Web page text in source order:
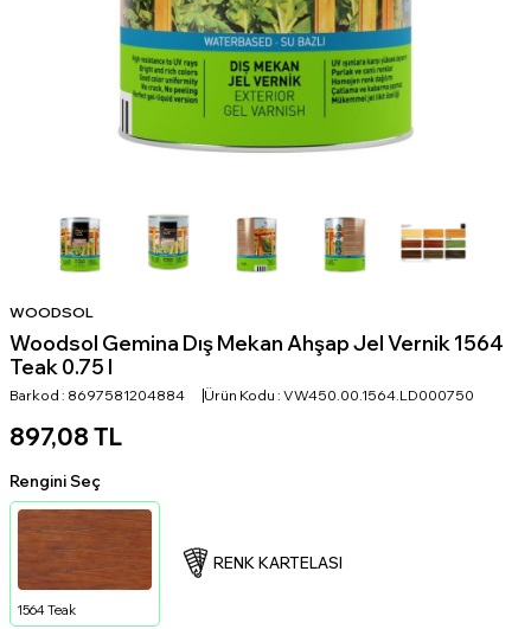
WOODSOL
Woodsol Gemina Dış Mekan Ahşap Jel Vernik 1564
Teak 0.75 l
Barkod : 8697581204884 Ürün Kodu : VW450.00.1564.LD000750
897,08 TL
Rengini Seç
1564 Teak
RENK KARTELASI